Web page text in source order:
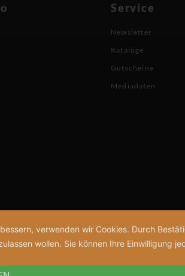
Service
Newsletter
Kataloge
Gutscheine
Mediadaten
verwenden wir Cookies. Durch
wollen. Sie können Ihre Einwilligung